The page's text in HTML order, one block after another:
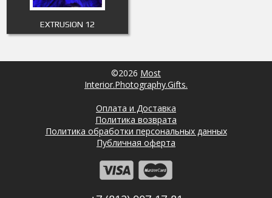
EXTRUSION 12
©2026 Most
Interior.Photography.Gifts.
Оплата и Доставка
Политика возврата
Политика обработки персональных данных
Публичная оферта